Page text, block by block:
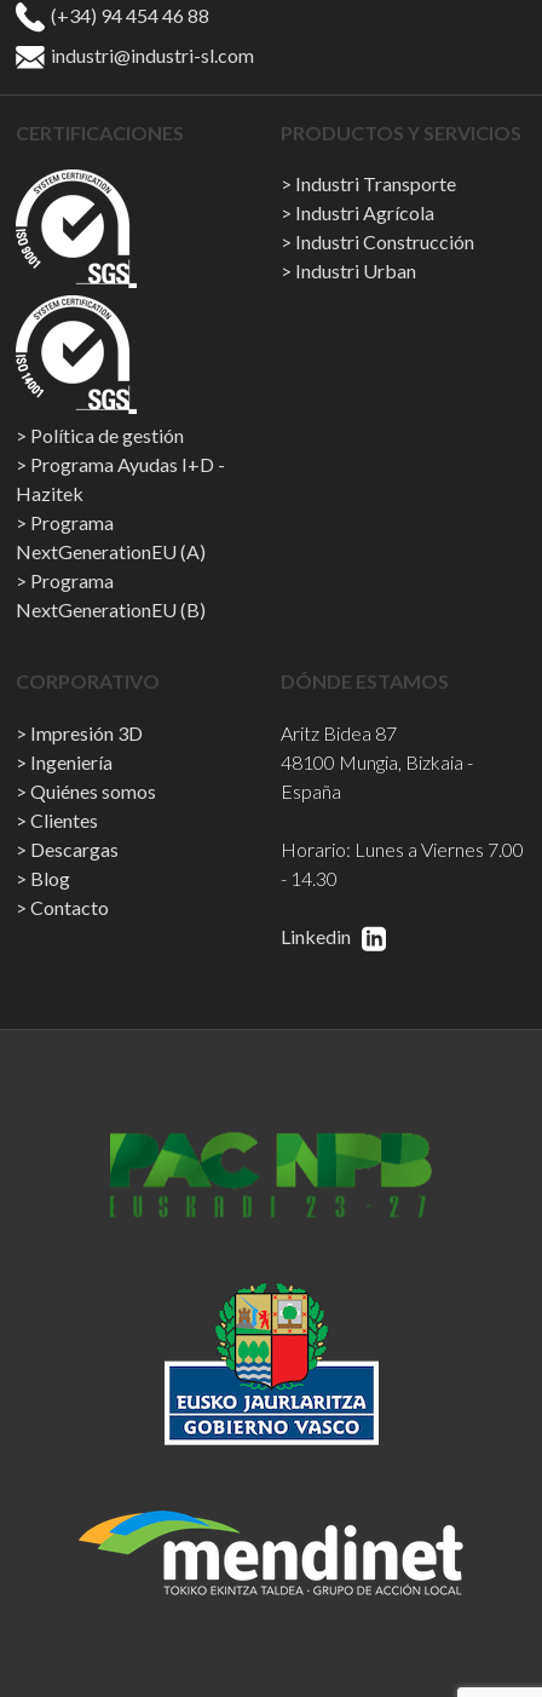
(+34) 94 454 46 88
industri@industri-sl.com
CERTIFICACIONES
Política de gestión
Programa Ayudas I+D -
Hazitek
Programa
NextGenerationEU (A)
Programa
NextGenerationEU (B)
PRODUCTOS Y SERVICIOS
Industri Transporte
Industri Agrícola
Industri Construcción
Industri Urban
CORPORATIVO
Impresión 3D
Ingeniería
Quiénes somos
Clientes
Descargas
Blog
Contacto
DÓNDE ESTAMOS
Aritz Bidea 87
48100 Mungia, Bizkaia -
España
Horario: Lunes a Viernes 7.00
- 14.30
Linkedin